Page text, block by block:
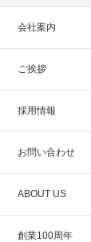
会社案内
ご挨拶
採用情報
お問い合わせ
ABOUT US
創業100周年